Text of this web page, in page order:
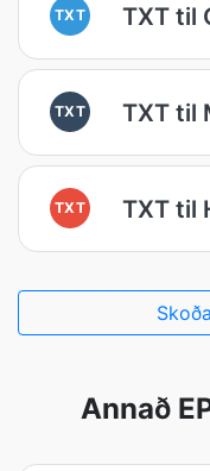
TXT TXT til
TXT TXT til
TXT TXT til
Annað